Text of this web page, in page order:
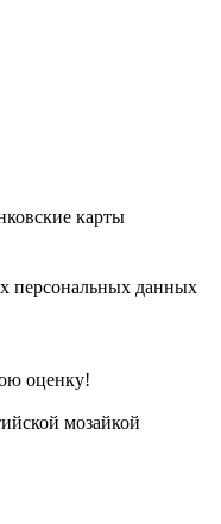
карты
персональных данных
оценку!
мозайкой